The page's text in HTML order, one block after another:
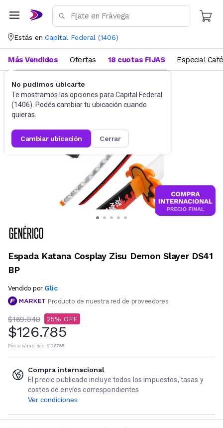
Estás en Capital Federal (1406)
No pudimos ubicarte
Te mostramos las opciones para Capital Federal
(1406). Podés cambiar tu ubicación cuando
quieras.
cambiar ubicación cerrar
Más Vendidos Ofertas 18 cuotas FIJAS Especial Café
Juguetes y Juegos
Espada Katana Cosplay Zisu Demon Slayer DS41
BP
Vendido por Glic
Producto de nuestra red de proveedores
$169.048 25
$126.785
Precio s/imp. nac. $126.785
Compra internacional
El precio publicado incluye todos los impuestos, tasas y
costos de envíos correspondientes
Ver condiciones